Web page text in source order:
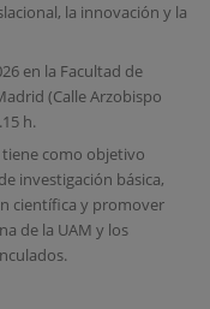
la innovación y la
en la Facultad de
(Calle Arzobispo
h.
tiene como objetivo
investigación básica,
científica y promover
de la UAM y los